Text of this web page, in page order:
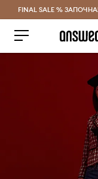
FINAL SALE %